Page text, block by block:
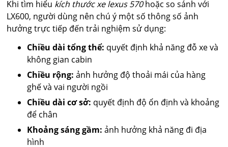
Khi tìm hiểu kích thước xe lexus 570hoặc so sánh với
LX600, người dùng nên chú ý một số thông số ảnh
hưởng trực tiếp đến trải nghiệm sử dụng:
Chiều dài tổng thể: quyết định khả năng đỗ xe và
không gian cabin
Chiều rộng: ảnh hưởng độ thoải mái của hàng
ghế và vai người ngồi
Chiều dài cơ sở: quyết định độ ổn định và khoảng
để chân
Khoảng sáng gầm: ảnh hưởng khả năng đi địa
hình